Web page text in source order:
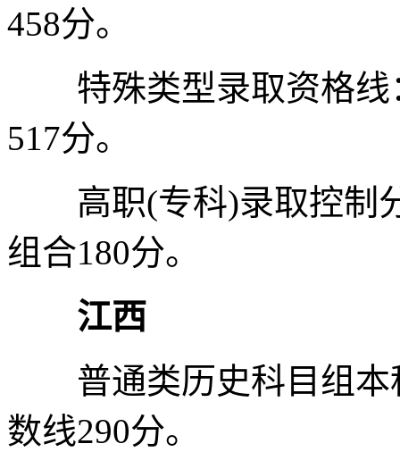
458分。
特殊类型录取资格线
517分。
高职(专科)录取控制分
组合180分。
江西
普通类历史科目组本
数线290分。